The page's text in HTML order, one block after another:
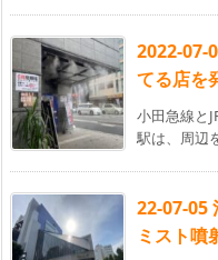
2022-07-
てる店を
小田急線と
駅は、周辺
22-07-05
ミスト噴